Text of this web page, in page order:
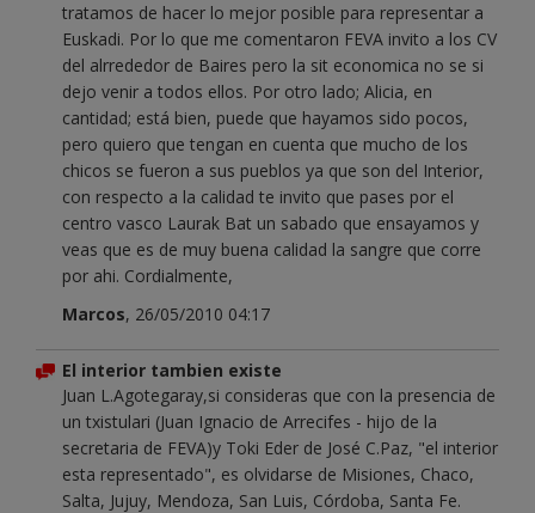
tratamos de hacer lo mejor posible para representar a
Euskadi. Por lo que me comentaron FEVA invito a los CV
del alrrededor de Baires pero la sit economica no se si
dejo venir a todos ellos. Por otro lado; Alicia, en
cantidad; está bien, puede que hayamos sido pocos,
pero quiero que tengan en cuenta que mucho de los
chicos se fueron a sus pueblos ya que son del Interior,
con respecto a la calidad te invito que pases por el
centro vasco Laurak Bat un sabado que ensayamos y
veas que es de muy buena calidad la sangre que corre
por ahi. Cordialmente,
Marcos, 26/05/2010 04:17
El interior tambien existe
Juan L.Agotegaray,si consideras que con la presencia de
un txistulari (Juan Ignacio de Arrecifes - hijo de la
secretaria de FEVA)y Toki Eder de José C.Paz, "el interior
esta representado", es olvidarse de Misiones, Chaco,
Salta, Jujuy, Mendoza, San Luis, Córdoba, Santa Fe.